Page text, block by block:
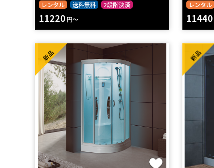
レンタル
送料無料 2段階決済
11220 円～
レンタル
11440
新品 新品